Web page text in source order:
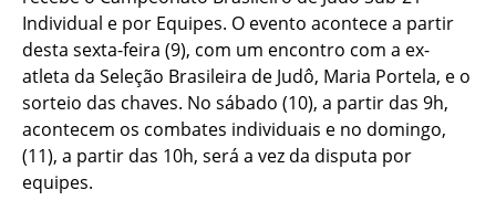
Individual e por Equipes. O evento acontece a partir
desta sexta-feira (9), com um encontro com a ex-
atleta da Seleção Brasileira de Judô, Maria Portela, e o
sorteio das chaves. No sábado (10), a partir das 9h,
acontecem os combates individuais e no domingo,
(11), a partir das 10h, será a vez da disputa por
equipes.